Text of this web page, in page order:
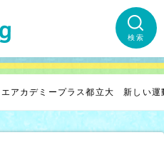
検索
エアカデミープラス都立大 新しい運